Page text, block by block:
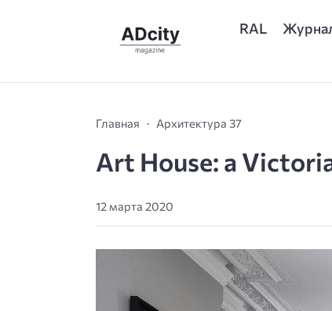
RAL
Главная Архитектура 37
Art House: a
12 марта 2020